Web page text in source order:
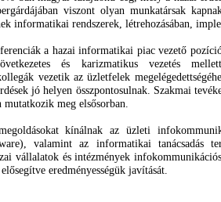
viszont olyan munkatársak
informatikai rendszerek létrehozásában
a hazai informatikai piac vezető
és karizmatikus vezetés
mellett
vezetik az üzletfelek
jó helyen összpontosulnak. Szakmai
mutatkozik meg elsősorban
kínálnak az üzleti
valamint az informatikai tanácsadás
vállalatok és intézmények infokommunikációs
elősegítve eredményességük javítását